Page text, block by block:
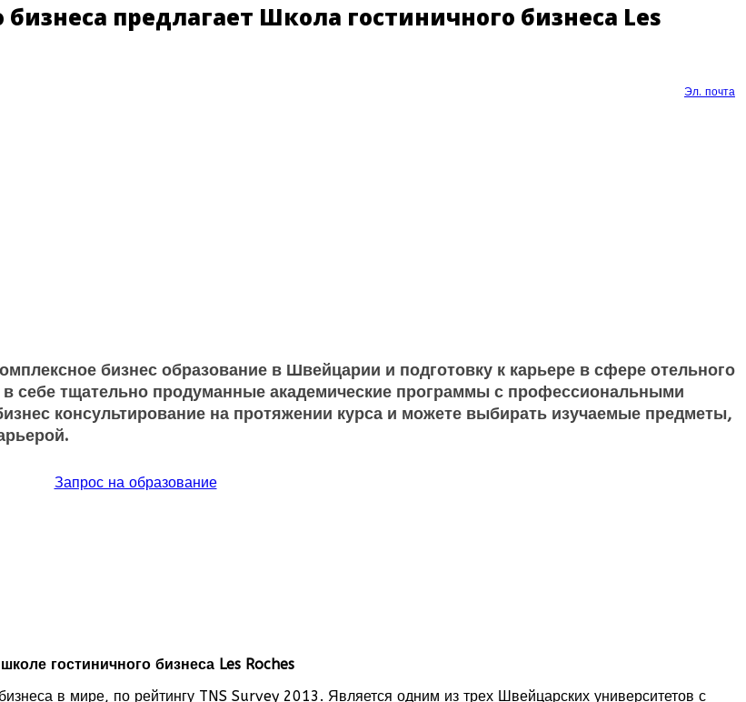
предлагает Школа гостиничного бизнеса Les
Эл. почта
бизнес образование в Швейцарии и подготовку к карьере в сфере отельного
в себе тщательно продуманные академические программы с профессиональными
консультирование на протяжении курса и можете выбирать изучаемые предметы,
Запрос на образование
гостиничного бизнеса Les Roches
в мире, по рейтингу TNS Survey 2013. Является одним из трех Швейцарских университетов с